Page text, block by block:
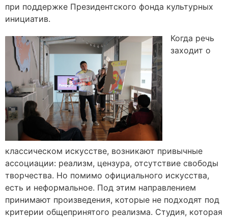
при поддержке Президентского фонда культурных
инициатив.
Когда речь
заходит о
классическом искусстве, возникают привычные
ассоциации: реализм, цензура, отсутствие свободы
творчества. Но помимо официального искусства,
есть и неформальное. Под этим направлением
принимают произведения, которые не подходят под
критерии общепринятого реализма. Студия, которая